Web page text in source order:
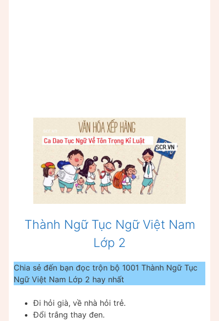
Thành Ngữ Tục Ngữ Việt Nam
Lớp 2
Chia sẻ đến bạn đọc trộn bộ 1001 Thành Ngữ Tục
Ngữ Việt Nam Lớp 2 hay nhất
Đi hỏi già, về nhà hỏi trẻ.
Đổi trắng thay đen.